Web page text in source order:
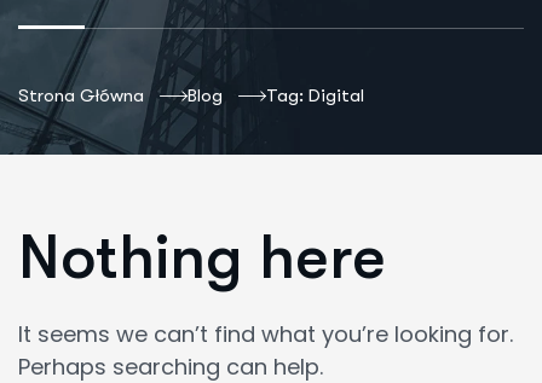
Strona Główna Blog Tag: Digital
Nothing here
It seems we can’t find what you’re looking for.
Perhaps searching can help.